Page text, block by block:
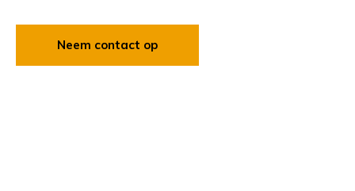
Neem contact op